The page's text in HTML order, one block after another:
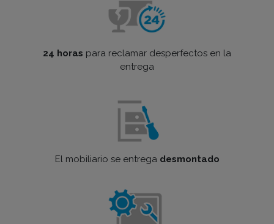
24 horas para reclamar desperfectos en la
entrega
El mobiliario se entrega desmontado